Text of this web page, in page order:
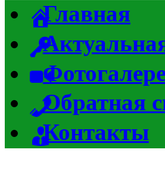
Главная
Обратная
Контакты